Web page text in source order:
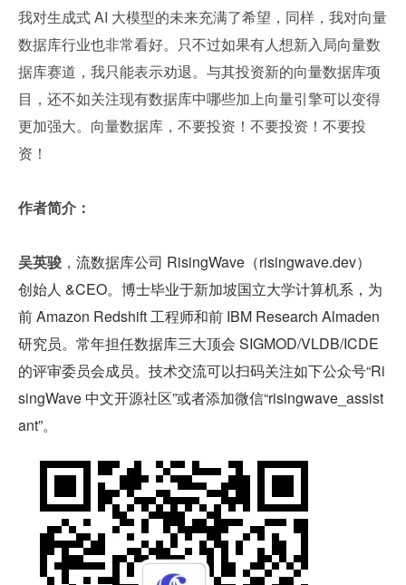
我对生成式 AI 大模型的未来充满了希望，同样，我对向量
数据库行业也非常看好。只不过如果有人想新入局向量数
据库赛道，我只能表示劝退。与其投资新的向量数据库项
目，还不如关注现有数据库中哪些加上向量引擎可以变得
更加强大。向量数据库，不要投资！不要投资！不要投
资！
作者简介：
吴英骏 ， 流数据库公司 RisingWave（risingwave.dev）
创始人 &CEO。博士毕业于新加坡国立大学计算机系，为
前 Amazon Redshift 工程师和前 IBM Research Almaden
研究员。常年担任数据库三大顶会 SIGMOD/VLDB/ICDE
的评审委员会成员。技术交流可以扫码关注如下公众号“Ri
singWave 中文开源社区”或者添加微信“risingwave_assist
ant”。